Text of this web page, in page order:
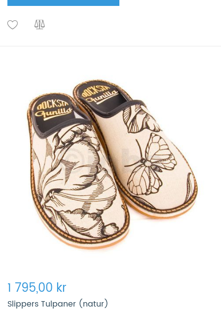
1 795,00 kr
Slippers Tulpaner (natur)